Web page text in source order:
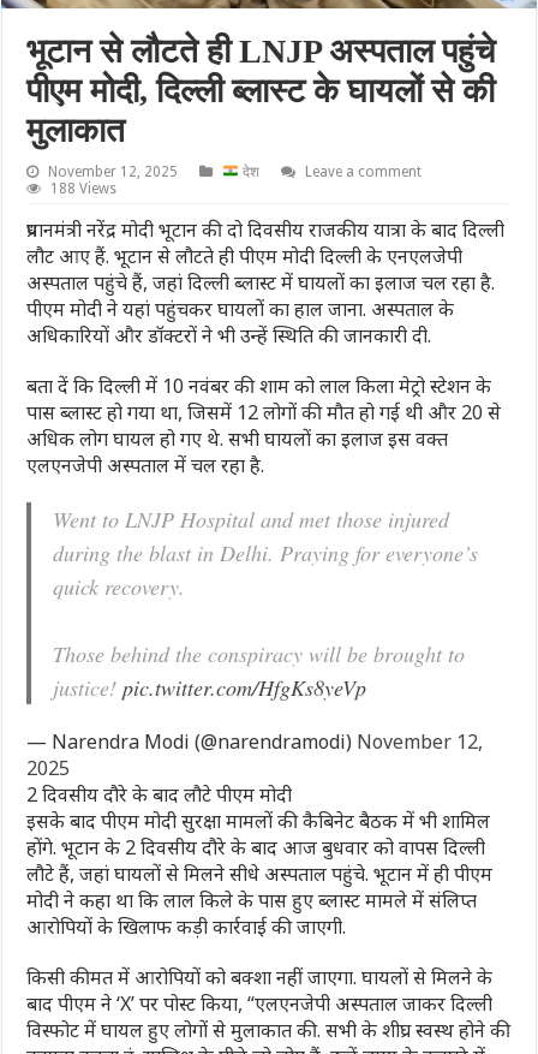
भूटान से लौटते ही LNJP अस्पताल पहुंचे
पीएम मोदी, दिल्ली ब्लास्ट के घायलों से की
मुलाकात
November 12, 2025 देश
Leave a comment
188 Views
प्रधानमंत्री नरेंद्र मोदी भूटान की दो दिवसीय राजकीय यात्रा के बाद दिल्ली
लौट आए हैं. भूटान से लौटते ही पीएम मोदी दिल्ली के एनएलजेपी
अस्पताल पहुंचे हैं, जहां दिल्ली ब्लास्ट में घायलों का इलाज चल रहा है.
पीएम मोदी ने यहां पहुंचकर घायलों का हाल जाना. अस्पताल के
अधिकारियों और डॉक्टरों ने भी उन्हें स्थिति की जानकारी दी.
बता दें कि दिल्ली में 10 नवंबर की शाम को लाल किला मेट्रो स्टेशन के
पास ब्लास्ट हो गया था, जिसमें 12 लोगों की मौत हो गई थी और 20 से
अधिक लोग घायल हो गए थे. सभी घायलों का इलाज इस वक्त
एलएनजेपी अस्पताल में चल रहा है.
Went to LNJP Hospital and met those injured
during the blast in Delhi. Praying for everyone’s
quick recovery.
Those behind the conspiracy will be brought to
justice!pic.twitter.com/HfgKs8yeVp
— Narendra Modi (@narendramodi) November 12,
2025
2 दिवसीय दौरे के बाद लौटे पीएम मोदी
इसके बाद पीएम मोदी सुरक्षा मामलों की कैबिनेट बैठक में भी शामिल
होंगे. भूटान के 2 दिवसीय दौरे के बाद आज बुधवार को वापस दिल्ली
लौटे हैं, जहां घायलों से मिलने सीधे अस्पताल पहुंचे. भूटान में ही पीएम
मोदी ने कहा था कि लाल किले के पास हुए ब्लास्ट मामले में संलिप्त
आरोपियों के खिलाफ कड़ी कार्रवाई की जाएगी.
किसी कीमत में आरोपियों को बक्शा नहीं जाएगा. घायलों से मिलने के
बाद पीएम ने ‘X’ पर पोस्ट किया, “एलएनजेपी अस्पताल जाकर दिल्ली
विस्फोट में घायल हुए लोगों से मुलाकात की. सभी के शीघ्र स्वस्थ होने की